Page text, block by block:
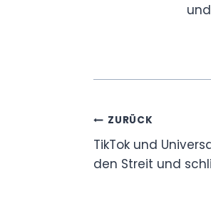
ZURÜCK
TikTok und
den Streit und